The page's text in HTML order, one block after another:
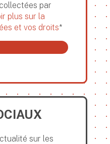
par
plus sur la
et vos droits*
sur les